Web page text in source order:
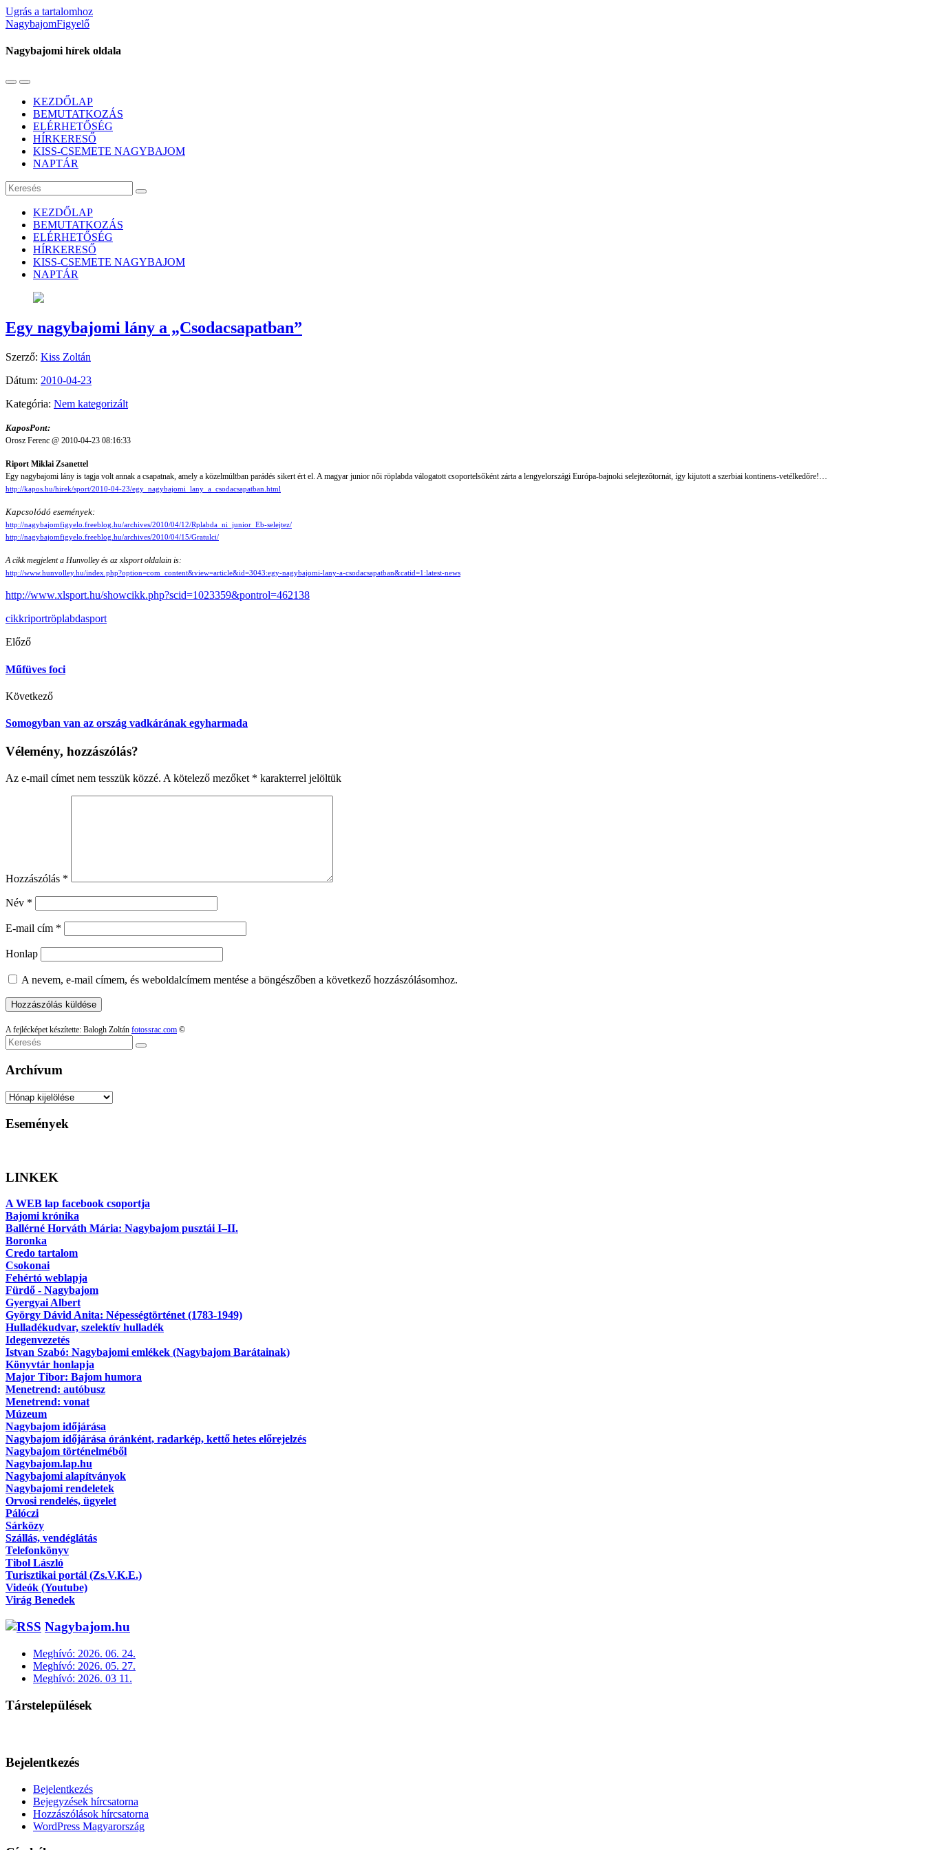
Ugrás a tartalomhoz
NagybajomFigyelő
Nagybajomi hírek oldala
Váltás
mobil
menüre
Használja
keresés
mezőt
KEZDŐLAP
BEMUTATKOZÁS
ELÉRHETŐSÉG
HÍRKERESŐ
KISS-CSEMETE NAGYBAJOM
NAPTÁR
Keresés
KEZDŐLAP
BEMUTATKOZÁS
ELÉRHETŐSÉG
HÍRKERESŐ
KISS-CSEMETE NAGYBAJOM
NAPTÁR
Egy nagybajomi lány a „Csodacsapatban”
Szerző: Kiss Zoltán
Dátum: 2010-04-23
Kategória: Nem kategorizált
KaposPont:
Orosz Ferenc @ 2010-04-23 08:16:33
Riport Miklai Zsanettel
Egy nagybajomi lány is tagja volt annak a csapatnak, amely a közelmúltban parádés sikert ért el. A magyar junior női röplabda válogatott csoportelsőként zárta a lengyelországi Európa-bajnoki selejtezőtornát, így kijutott a szerbiai kontinens-vetélkedőre!…
http://kapos.hu/hirek/sport/2010-04-23/egy_nagybajomi_lany_a_csodacsapatban.html
Kapcsolódó események:
http://nagybajomfigyelo.freeblog.hu/archives/2010/04/12/Rplabda_ni_junior_Eb-selejtez/
http://nagybajomfigyelo.freeblog.hu/archives/2010/04/15/Gratulci/
A cikk megjelent a Hunvolley és az xlsport oldalain is:
http://www.hunvolley.hu/index.php?option=com_content&view=article&id=3043:egy-nagybajomi-lany-a-csodacsapatban&catid=1:latest-news
http://www.xlsport.hu/showcikk.php?scid=1023359&pontrol=462138
cikkriportröplabdasport
Előző
Műfüves foci
Következő
Somogyban van az ország vadkárának egyharmada
Vélemény, hozzászólás?
Az e-mail címet nem tesszük közzé. A kötelező mezőket * karakterrel jelöltük
Hozzászólás *
Név *
E-mail cím *
Honlap
A nevem, e-mail címem, és weboldalcímem mentése a böngészőben a következő hozzászólásomhoz.
A fejlécképet készítette: Balogh Zoltán fotossrac.com ©
Keresés
Archívum
Archívum
Események
LINKEK
A WEB lap facebook csoportja
Bajomi krónika
Ballérné Horváth Mária: Nagybajom pusztái I–II.
Boronka
Credo tartalom
Csokonai
Fehértó weblapja
Fürdő - Nagybajom
Gyergyai Albert
György Dávid Anita: Népességtörténet (1783-1949)
Hulladékudvar, szelektív hulladék
Idegenvezetés
Istvan Szabó: Nagybajomi emlékek (Nagybajom Barátainak)
Könyvtár honlapja
Major Tibor: Bajom humora
Menetrend: autóbusz
Menetrend: vonat
Múzeum
Nagybajom időjárása
Nagybajom időjárása óránként, radarkép, kettő hetes előrejelzés
Nagybajom történelméből
Nagybajom.lap.hu
Nagybajomi alapítványok
Nagybajomi rendeletek
Orvosi rendelés, ügyelet
Pálóczi
Sárközy
Szállás, vendéglátás
Telefonkönyv
Tibol László
Turisztikai portál (Zs.V.K.E.)
Videók (Youtube)
Virág Benedek
Nagybajom.hu
Meghívó: 2026. 06. 24.
Meghívó: 2026. 05. 27.
Meghívó: 2026. 03 11.
Társtelepülések
Bejelentkezés
Bejelentkezés
Bejegyzések hírcsatorna
Hozzászólások hírcsatorna
WordPress Magyarország